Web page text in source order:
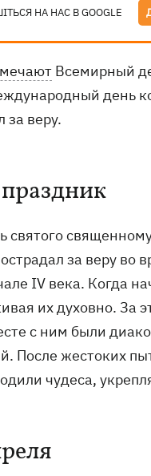
НА НАС В GOOGLE
Всемирный
день
за веру.
святого
за веру во
IV века. Когда
их духовно. За
с ним были
После жестоких
чудеса,